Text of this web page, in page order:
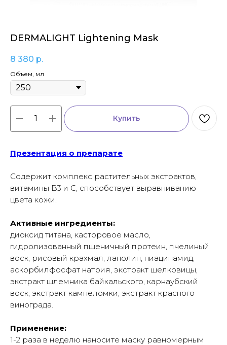
DERMALIGHT Lightening Mask
8 380 р.
Объем, мл
Купить
Презентация о препарате
Содержит комплекс растительных экстрактов,
витамины В3 и С, способствует выравниванию
цвета кожи.
Активные ингредиенты:
диоксид титана, касторовое масло,
гидролизованный пшеничный протеин, пчелиный
воск, рисовый крахмал, ланолин, ниацинамид,
аскорбилфосфат натрия, экстракт шелковицы,
экстракт шлемника байкальского, карнаубский
воск, экстракт камнеломки, экстракт красного
винограда.
Применение:
1-2 раза в неделю наносите маску равномерным